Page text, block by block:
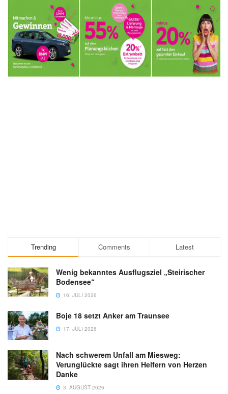
Trending Comments Latest
Wenig bekanntes Ausflugsziel „Steirischer
Bodensee“
16. JULI 2026
Boje 18 setzt Anker am Traunsee
17. JULI 2026
Nach schwerem Unfall am Miesweg:
Verunglückte sagt ihren Helfern von Herzen
Danke
3. AUGUST 2026